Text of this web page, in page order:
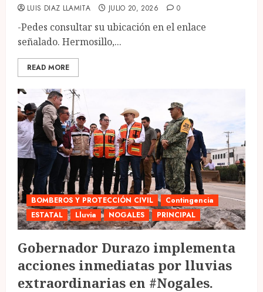
LUIS DIAZ LLAMITA JULIO 20, 2026 0
-Pedes consultar su ubicación en el enlace
señalado. Hermosillo,...
READ MORE
BOMBEROS Y PROTECCIÓN CIVIL
Contingencia
ESTATAL
Lluvia NOGALES PRINCIPAL
Gobernador Durazo implementa
acciones inmediatas por lluvias
extraordinarias en #Nogales.